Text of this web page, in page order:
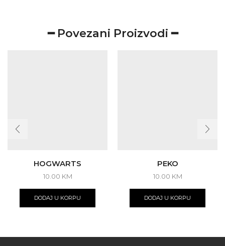
━ Povezani Proizvodi ━
HOGWARTS
10.00 KM
DODAJ U KORPU
PEKO
10.00 KM
DODAJ U KORPU